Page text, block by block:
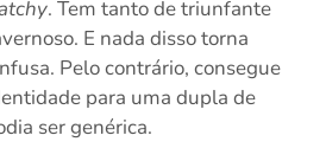
. Tem tanto de triunfante
E nada disso torna
Pelo contrário, consegue
para uma dupla de
ser genérica.